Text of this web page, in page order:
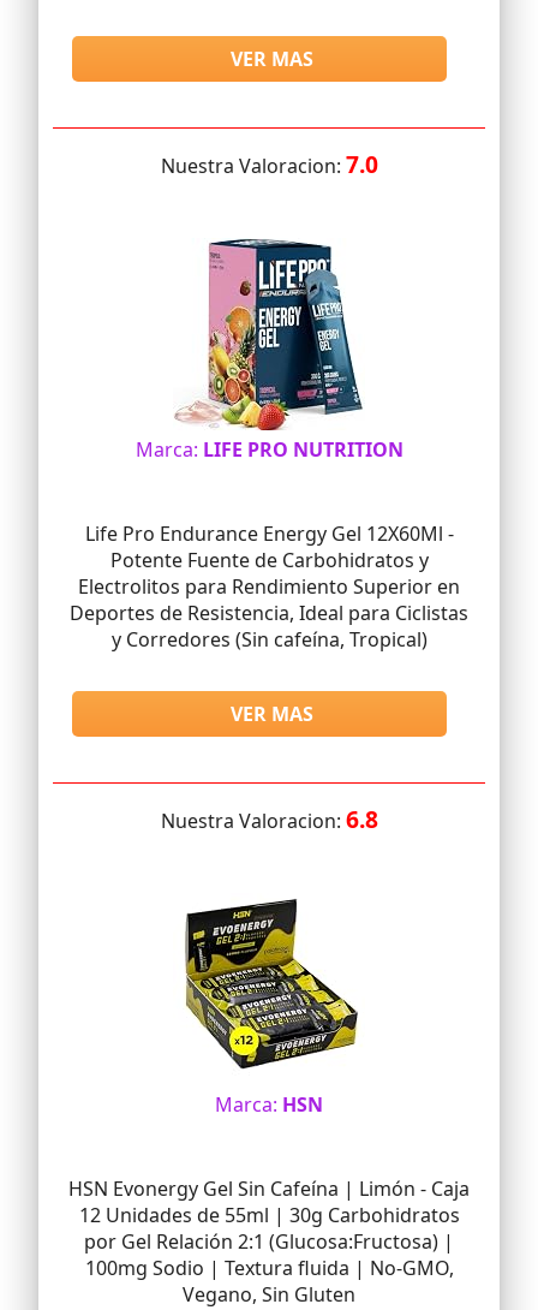
VER MAS
Nuestra Valoracion: 7.0
Marca: LIFE PRO NUTRITION
Life Pro Endurance Energy Gel 12X60Ml -
Potente Fuente de Carbohidratos y
Electrolitos para Rendimiento Superior en
Deportes de Resistencia, Ideal para Ciclistas
y Corredores (Sin cafeína, Tropical)
VER MAS
Nuestra Valoracion: 6.8
Marca: HSN
HSN Evonergy Gel Sin Cafeína | Limón - Caja
12 Unidades de 55ml | 30g Carbohidratos
por Gel Relación 2:1 (Glucosa:Fructosa) |
100mg Sodio | Textura fluida | No-GMO,
Vegano, Sin Gluten